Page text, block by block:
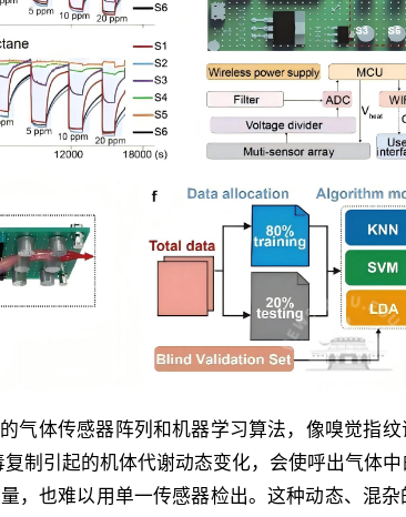
气体传感器阵列和机器学习算法，像嗅觉指
制引起的机体代谢动态变化，会使呼出气体
，也难以用单一传感器检出。这种动态、混杂